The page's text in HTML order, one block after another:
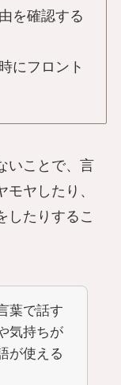
を確認する
にフロント
いことで、言
ヤしたり、
したりするこ
葉で話す
気持ちが
が使える